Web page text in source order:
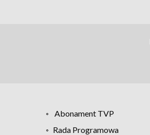
Abonament TVP
Rada Programowa